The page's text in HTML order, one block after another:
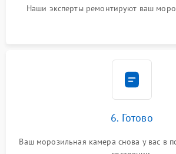
Наши эксперты ремонтируют ваш
6. Готово
Ваш морозильная камера снова у вас в